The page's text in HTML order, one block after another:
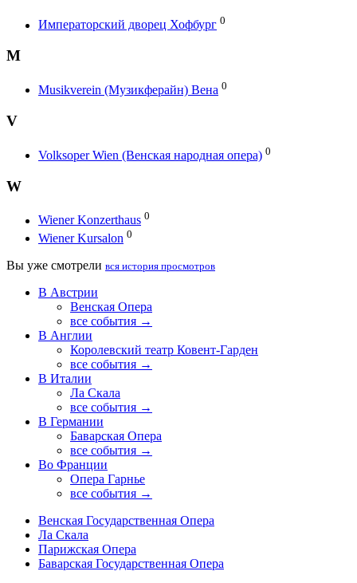
Императорский дворец Хофбург 0
M
Musikverein (Музикферайн) Вена 0
V
Volksoper Wien (Венская народная опера) 0
W
Wiener Konzerthaus 0
Wiener Kursalon 0
Вы уже смотрели вся история просмотров
В Австрии
Венская Опера
все события →
В Англии
Королевский театр Ковент-Гарден
все события →
В Италии
Ла Скала
все события →
В Германии
Баварская Опера
все события →
Во Франции
Опера Гарнье
все события →
Венская Государственная Опера
Ла Скала
Парижская Опера
Баварская Государственная Опера